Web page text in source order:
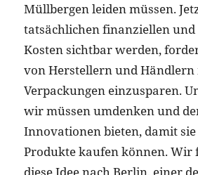
Müllbergen leiden müssen.
tatsächlichen finanziellen und
Kosten sichtbar werden,
von Herstellern und
Verpackungen einzusparen.
wir müssen umdenken und
Innovationen bieten, damit
Produkte kaufen können. Wir